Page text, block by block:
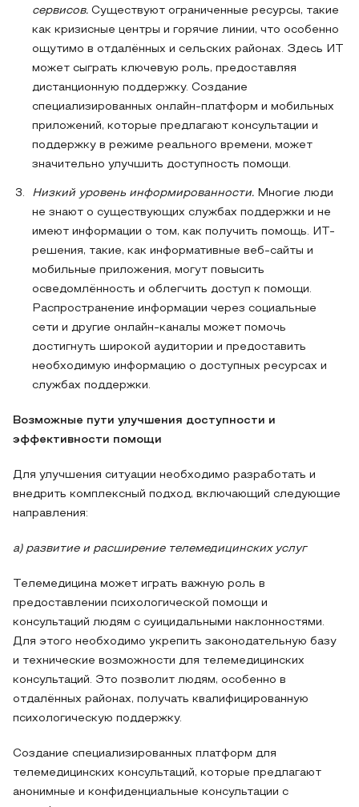
сервисов. Существуют ограниченные ресурсы, такие
как кризисные центры и горячие линии, что особенно
ощутимо в отдалённых и сельских районах. Здесь ИТ
может сыграть ключевую роль, предоставляя
дистанционную поддержку. Создание
специализированных онлайн-платформ и мобильных
приложений, которые предлагают консультации и
поддержку в режиме реального времени, может
значительно улучшить доступность помощи.
Низкий уровень информированности. Многие люди
не знают о существующих службах поддержки и не
имеют информации о том, как получить помощь. ИТ-
решения, такие, как информативные веб-сайты и
мобильные приложения, могут повысить
осведомлённость и облегчить доступ к помощи.
Распространение информации через социальные
сети и другие онлайн-каналы может помочь
достигнуть широкой аудитории и предоставить
необходимую информацию о доступных ресурсах и
службах поддержки.
Возможные пути улучшения доступности и
эффективности помощи
Для улучшения ситуации необходимо разработать и
внедрить комплексный подход, включающий следующие
направления:
а) развитие и расширение телемедицинских услуг
Телемедицина может играть важную роль в
предоставлении психологической помощи и
консультаций людям с суицидальными наклонностями.
Для этого необходимо укрепить законодательную базу
и технические возможности для телемедицинских
консультаций. Это позволит людям, особенно в
отдалённых районах, получать квалифицированную
психологическую поддержку.
Создание специализированных платформ для
телемедицинских консультаций, которые предлагают
анонимные и конфиденциальные консультации с